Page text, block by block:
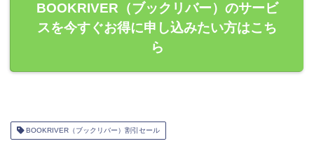
BOOKRIVER（ブックリバー）のサービ
スを今すぐお得に申し込みたい方はこち
ら
BOOKRIVER（ブックリバー）割引セール